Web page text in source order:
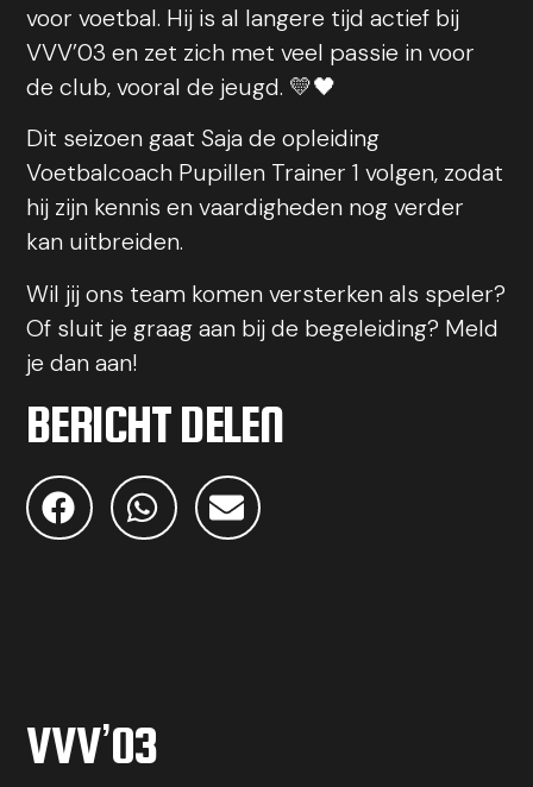
voor voetbal. Hij is al langere tijd actief bij
VVV’03 en zet zich met veel passie in voor
de club, vooral de jeugd. 💛🖤
Dit seizoen gaat Saja de opleiding
Voetbalcoach Pupillen Trainer 1 volgen, zodat
hij zijn kennis en vaardigheden nog verder
kan uitbreiden.
Wil jij ons team komen versterken als speler?
Of sluit je graag aan bij de begeleiding? Meld
je dan aan!
BERICHT DELEN
VVV’03